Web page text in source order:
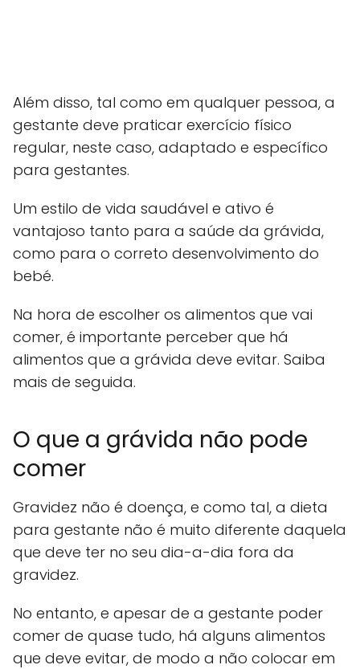
Além disso, tal como em qualquer pessoa, a
gestante deve praticar exercício físico
regular, neste caso, adaptado e específico
para gestantes.
Um estilo de vida saudável e ativo é
vantajoso tanto para a saúde da grávida,
como para o correto desenvolvimento do
bebé.
Na hora de escolher os alimentos que vai
comer, é importante perceber que há
alimentos que a grávida deve evitar. Saiba
mais de seguida.
O que a grávida não pode
comer
Gravidez não é doença, e como tal, a dieta
para gestante não é muito diferente daquela
que deve ter no seu dia-a-dia fora da
gravidez.
No entanto, e apesar de a gestante poder
comer de quase tudo, há alguns alimentos
que deve evitar, de modo a não colocar em